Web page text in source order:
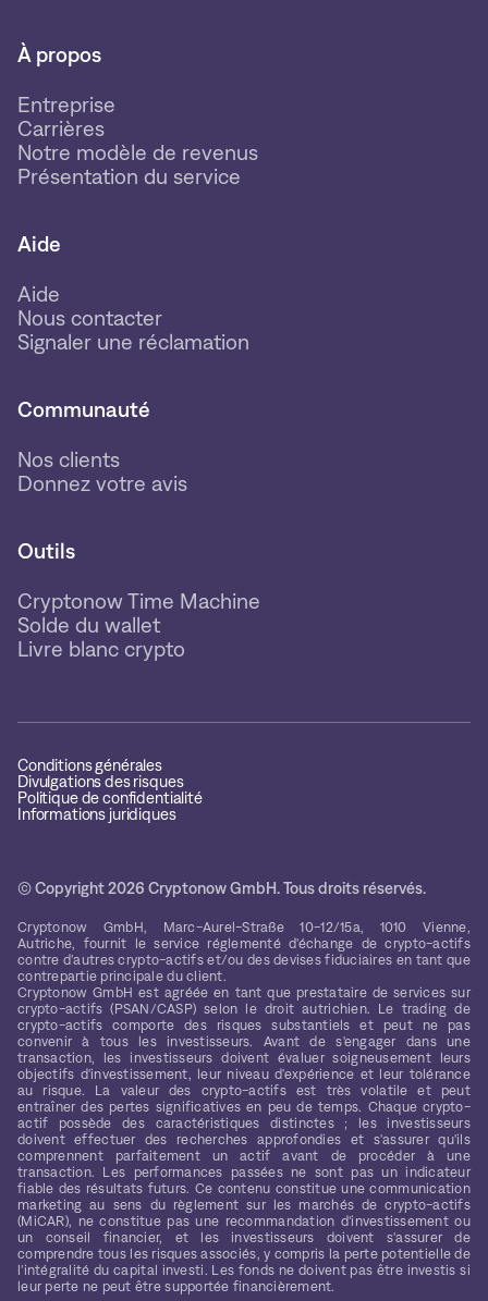
À propos
Entreprise
Carrières
Notre modèle de revenus
Présentation du service
Aide
Aide
Nous contacter
Signaler une réclamation
Communauté
Nos clients
Donnez votre avis
Outils
Cryptonow Time Machine
Solde du wallet
Livre blanc crypto
Conditions générales
Divulgations des risques
Politique de confidentialité
Informations juridiques
© Copyright 2026 Cryptonow GmbH. Tous droits réservés.
Cryptonow GmbH, Marc-Aurel-Straße 10-12/15a, 1010 Vienne,
Autriche, fournit le service réglementé d'échange de crypto-actifs
contre d'autres crypto-actifs et/ou des devises fiduciaires en tant que
contrepartie principale du client.
Cryptonow GmbH est agréée en tant que prestataire de services sur
crypto-actifs (PSAN/CASP) selon le droit autrichien. Le trading de
crypto-actifs comporte des risques substantiels et peut ne pas
convenir à tous les investisseurs. Avant de s'engager dans une
transaction, les investisseurs doivent évaluer soigneusement leurs
objectifs d'investissement, leur niveau d'expérience et leur tolérance
au risque. La valeur des crypto-actifs est très volatile et peut
entraîner des pertes significatives en peu de temps. Chaque crypto-
actif possède des caractéristiques distinctes ; les investisseurs
doivent effectuer des recherches approfondies et s'assurer qu'ils
comprennent parfaitement un actif avant de procéder à une
transaction. Les performances passées ne sont pas un indicateur
fiable des résultats futurs. Ce contenu constitue une communication
marketing au sens du règlement sur les marchés de crypto-actifs
(MiCAR), ne constitue pas une recommandation d'investissement ou
un conseil financier, et les investisseurs doivent s'assurer de
comprendre tous les risques associés, y compris la perte potentielle de
l'intégralité du capital investi. Les fonds ne doivent pas être investis si
leur perte ne peut être supportée financièrement.